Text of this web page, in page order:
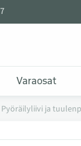
Varaosat
Pyöräilyliivi ja